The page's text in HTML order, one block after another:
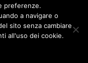
PA, Italia
preferenze.
a navigare o
sito senza cambiare
all'uso dei cookie.